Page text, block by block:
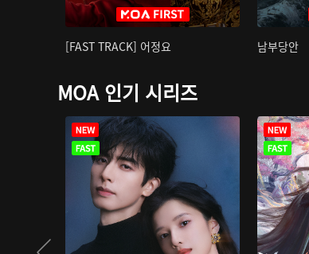
[FAST TRACK] 어정요 남부당안
MOA 인기 시리즈